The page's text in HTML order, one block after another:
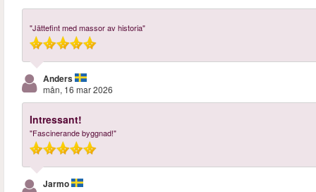
"Jättefint med massor av historia"
Anders
mån, 16 mar 2026
Intressant!
"Fascinerande byggnad!"
Jarmo